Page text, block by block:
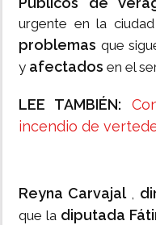
urgente en la
problemas que
y afectados en el
LEE TAMBIÉN:
incendio de
Reyna Carvajal,
que la diputada